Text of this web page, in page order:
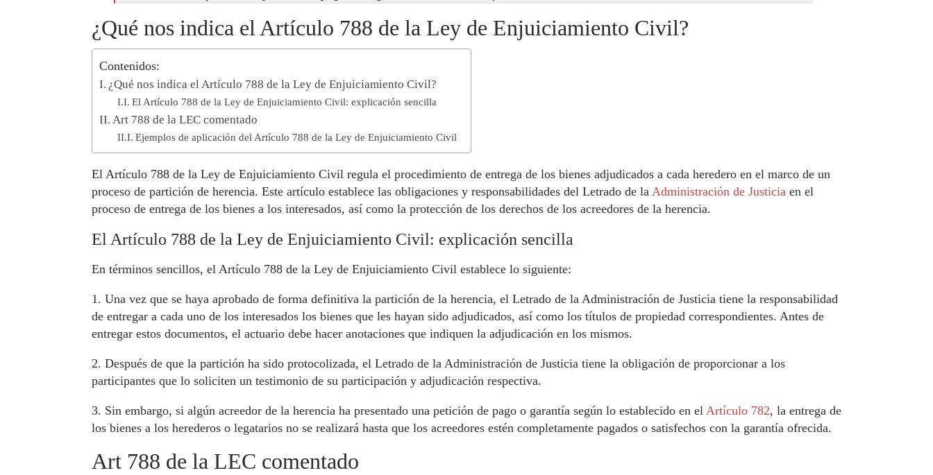
¿Qué nos indica el Artículo 788 de la Ley de Enjuiciamiento Civil?
Contenidos:
¿Qué nos indica el Artículo 788 de la Ley de Enjuiciamiento Civil?
El Artículo 788 de la Ley de Enjuiciamiento Civil: explicación sencilla
Art 788 de la LEC comentado
Ejemplos de aplicación del Artículo 788 de la Ley de Enjuiciamiento Civil
El Artículo 788 de la Ley de Enjuiciamiento Civil regula el procedimiento de entrega de los bienes adjudicados a cada heredero en el marco de un
proceso de partición de herencia. Este artículo establece las obligaciones y responsabilidades del Letrado de la Administración de Justicia en el
proceso de entrega de los bienes a los interesados, así como la protección de los derechos de los acreedores de la herencia.
El Artículo 788 de la Ley de Enjuiciamiento Civil: explicación sencilla
En términos sencillos, el Artículo 788 de la Ley de Enjuiciamiento Civil establece lo siguiente:
1. Una vez que se haya aprobado de forma definitiva la partición de la herencia, el Letrado de la Administración de Justicia tiene la responsabilidad
de entregar a cada uno de los interesados los bienes que les hayan sido adjudicados, así como los títulos de propiedad correspondientes. Antes de
entregar estos documentos, el actuario debe hacer anotaciones que indiquen la adjudicación en los mismos.
2. Después de que la partición ha sido protocolizada, el Letrado de la Administración de Justicia tiene la obligación de proporcionar a los
participantes que lo soliciten un testimonio de su participación y adjudicación respectiva.
3. Sin embargo, si algún acreedor de la herencia ha presentado una petición de pago o garantía según lo establecido en el Artículo 782, la entrega de
los bienes a los herederos o legatarios no se realizará hasta que los acreedores estén completamente pagados o satisfechos con la garantía ofrecida.
Art 788 de la LEC comentado